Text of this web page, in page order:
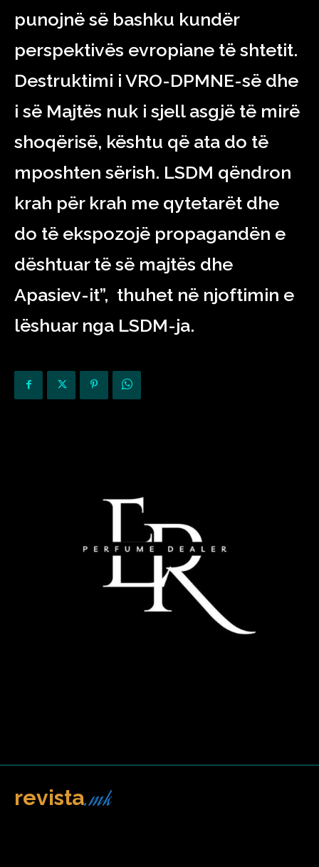
punojnë së bashku kundër
perspektivës evropiane të shtetit.
Destruktimi i VRO-DPMNE-së dhe
i së Majtës nuk i sjell asgjë të mirë
shoqërisë, kështu që ata do të
mposhten sërish. LSDM qëndron
krah për krah me qytetarët dhe
do të ekspozojë propagandën e
dështuar të së majtës dhe
Apasiev-it”, thuhet në njoftimin e
lëshuar nga LSDM-ja.
revista.mk